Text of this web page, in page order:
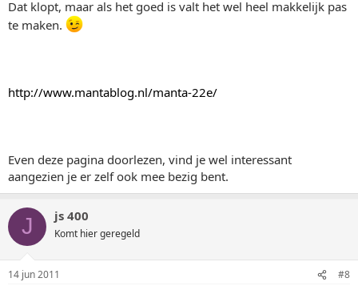
Dat klopt, maar als het goed is valt het wel heel makkelijk pas
te maken.
http://www.mantablog.nl/manta-22e/
Even deze pagina doorlezen, vind je wel interessant
aangezien je er zelf ook mee bezig bent.
J js 400
Komt hier geregeld
14 jun 2011 #8